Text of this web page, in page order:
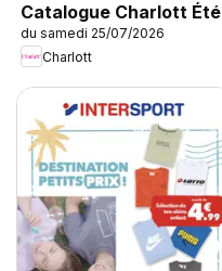
Catalogue Charlott Été
du samedi 25/07/2026
Charlott